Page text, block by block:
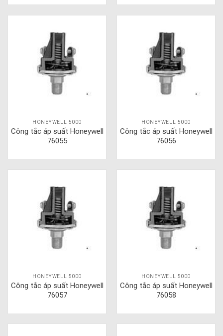
HONEYWELL 5000
Công tắc áp suất Honeywell
76055
HONEYWELL 5000
Công tắc áp suất Honeywell
76056
HONEYWELL 5000
Công tắc áp suất Honeywell
76057
HONEYWELL 5000
Công tắc áp suất Honeywell
76058